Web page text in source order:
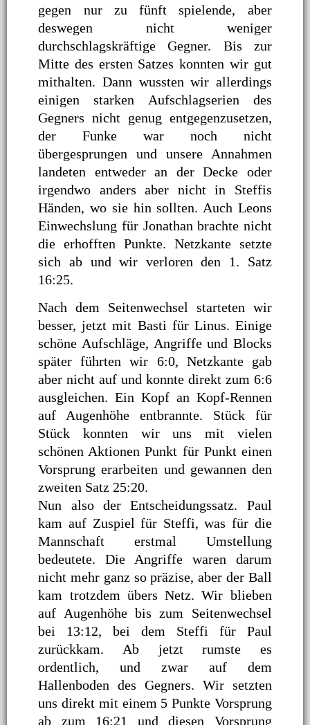
gegen nur zu fünft spielende, aber
deswegen nicht weniger
durchschlagskräftige Gegner. Bis zur
Mitte des ersten Satzes konnten wir gut
mithalten. Dann wussten wir allerdings
einigen starken Aufschlagserien des
Gegners nicht genug entgegenzusetzen,
der Funke war noch nicht
übergesprungen und unsere Annahmen
landeten entweder an der Decke oder
irgendwo anders aber nicht in Steffis
Händen, wo sie hin sollten. Auch Leons
Einwechslung für Jonathan brachte nicht
die erhofften Punkte. Netzkante setzte
sich ab und wir verloren den 1. Satz
16:25.
Nach dem Seitenwechsel starteten wir
besser, jetzt mit Basti für Linus. Einige
schöne Aufschläge, Angriffe und Blocks
später führten wir 6:0, Netzkante gab
aber nicht auf und konnte direkt zum 6:6
ausgleichen. Ein Kopf an Kopf-Rennen
auf Augenhöhe entbrannte. Stück für
Stück konnten wir uns mit vielen
schönen Aktionen Punkt für Punkt einen
Vorsprung erarbeiten und gewannen den
zweiten Satz 25:20.
Nun also der Entscheidungssatz. Paul
kam auf Zuspiel für Steffi, was für die
Mannschaft erstmal Umstellung
bedeutete. Die Angriffe waren darum
nicht mehr ganz so präzise, aber der Ball
kam trotzdem übers Netz. Wir blieben
auf Augenhöhe bis zum Seitenwechsel
bei 13:12, bei dem Steffi für Paul
zurückkam. Ab jetzt rumste es
ordentlich, und zwar auf dem
Hallenboden des Gegners. Wir setzten
uns direkt mit einem 5 Punkte Vorsprung
ab zum 16:21 und diesen Vorsprung